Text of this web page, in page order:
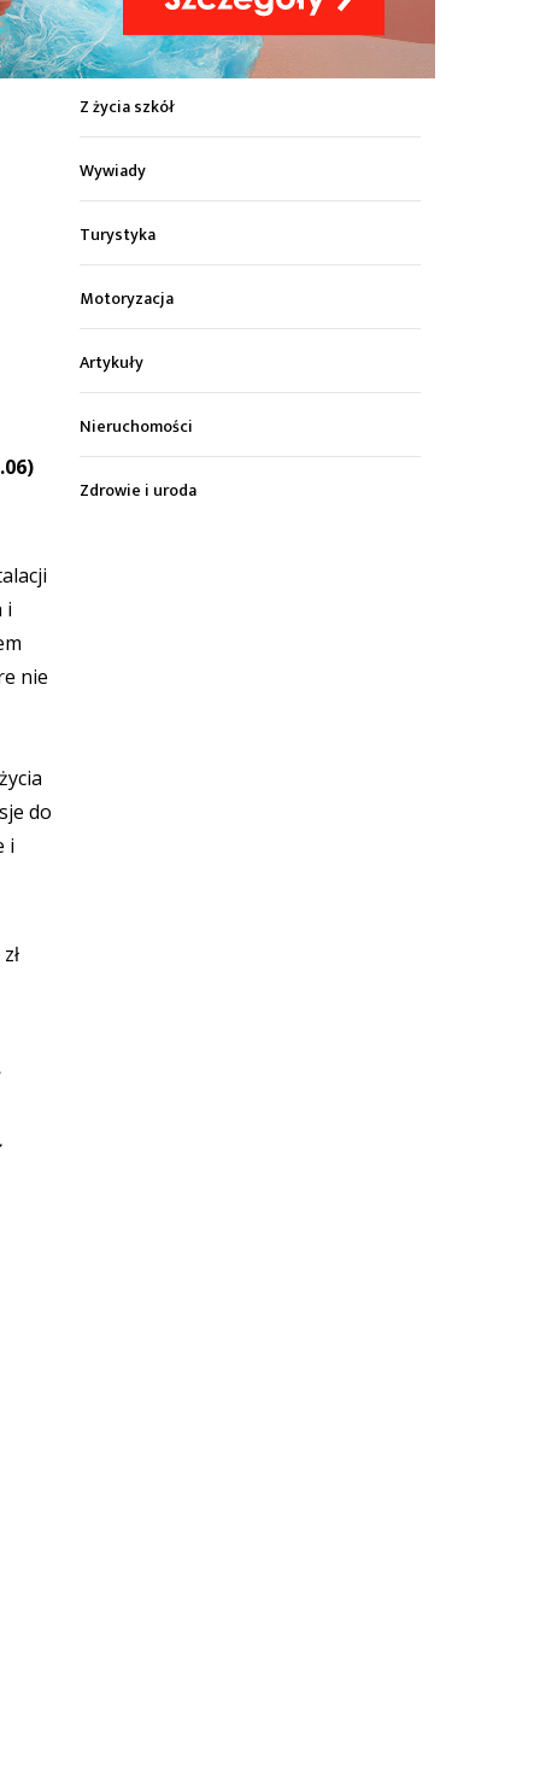
i
nie
do
i
Wiadomości z regionu
Z życia szkół
Wywiady
Turystyka
Motoryzacja
Artykuły
Nieruchomości
Zdrowie i uroda